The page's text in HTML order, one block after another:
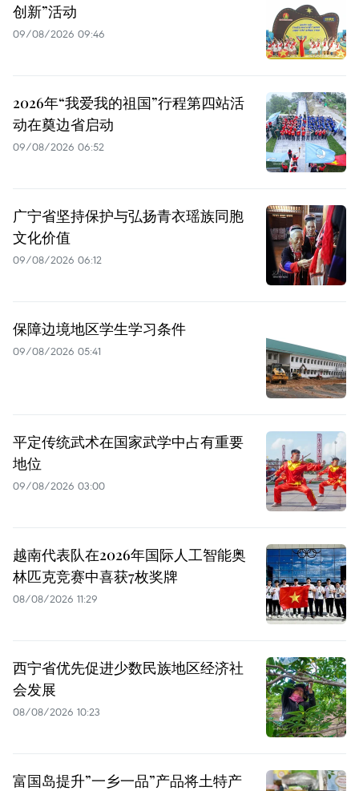
创新”活动
09/08/2026 09:46
2026年“我爱我的祖国”行程第四站活
动在奠边省启动
09/08/2026 06:52
广宁省坚持保护与弘扬青衣瑶族同胞
文化价值
09/08/2026 06:12
保障边境地区学生学习条件
09/08/2026 05:41
平定传统武术在国家武学中占有重要
地位
09/08/2026 03:00
越南代表队在2026年国际人工智能奥
林匹克竞赛中喜获7枚奖牌
08/08/2026 11:29
西宁省优先促进少数民族地区经济社
会发展
08/08/2026 10:23
富国岛提升”一乡一品”产品将土特产